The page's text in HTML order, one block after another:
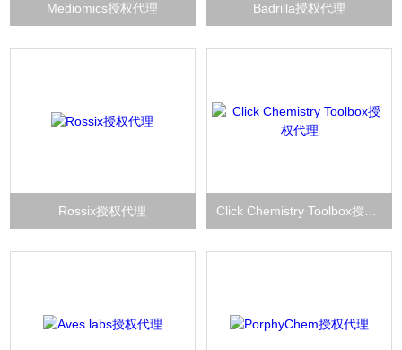
Mediomics授权代理 Badrilla授权代理
Rossix授权代理